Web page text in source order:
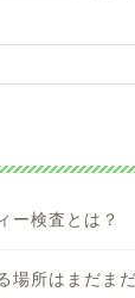
ー検査とは？
所はまだま